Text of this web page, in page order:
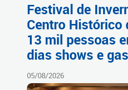
Festival de
Centro Histórico
13 mil pessoas
dias shows e
05/08/2026